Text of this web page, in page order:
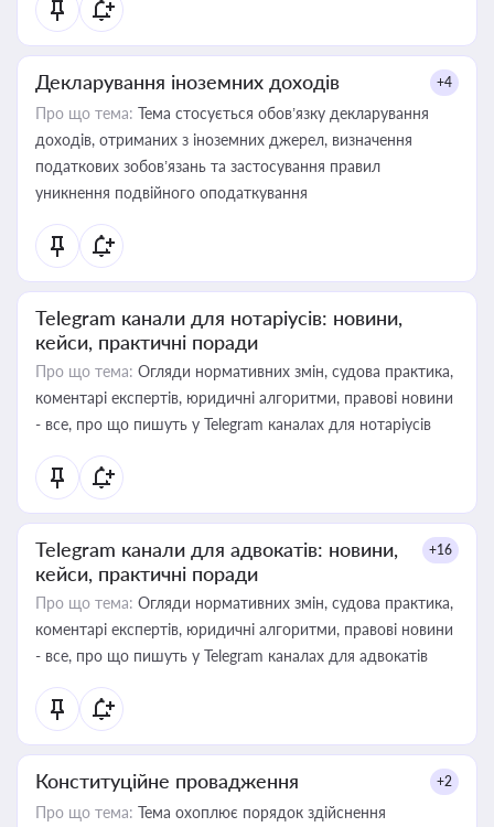
Декларування іноземних доходів +4
Про що тема: Тема стосується обов’язку декларування
доходів, отриманих з іноземних джерел, визначення
податкових зобов’язань та застосування правил
уникнення подвійного оподаткування
Telegram канали для нотаріусів: новини,
кейси, практичні поради
Про що тема: Огляди нормативних змін, судова практика,
коментарі експертів, юридичні алгоритми, правові новини
- все, про що пишуть у Telegram каналах для нотаріусів
Telegram канали для адвокатів: новини,
кейси, практичні поради
+16
Про що тема: Огляди нормативних змін, судова практика,
коментарі експертів, юридичні алгоритми, правові новини
- все, про що пишуть у Telegram каналах для адвокатів
Конституційне провадження +2
Про що тема: Тема охоплює порядок здійснення